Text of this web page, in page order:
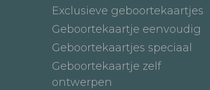
Exclusieve geboortekaartjes
Geboortekaartje eenvoudig
Geboortekaartjes speciaal
Geboortekaartje zelf
ontwerpen